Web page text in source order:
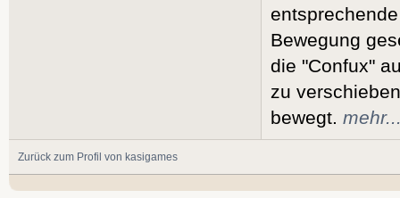
Bewegung
die "Confux"
zu
bewegt.
Zurück zum Profil von kasigames